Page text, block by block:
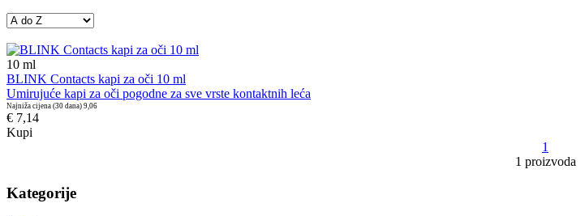
10 ml
BLINK Contacts kapi za oči 10 ml
Umirujuće kapi za oči pogodne za sve vrste kontaktnih leća
Najniža cijena (30 dana) 9,06
€ 7,14
Kupi
1
1 proizvoda
Kategorije